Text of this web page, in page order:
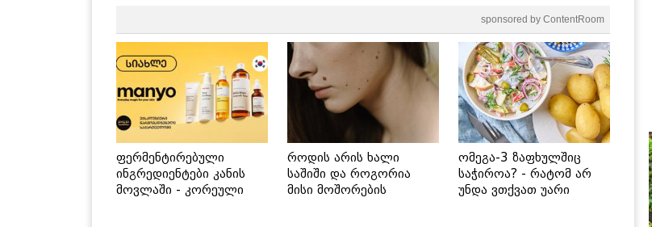
sponsored by ContentRoom
ფერმენტირებული
ინგრედიენტები კანის
მოვლაში - კორეული
როდის არის ხალი
საშიში და როგორია
მისი მოშორების
ომეგა-3 ზაფხულშიც
საჭიროა? - რატომ არ
უნდა ვთქვათ უარი